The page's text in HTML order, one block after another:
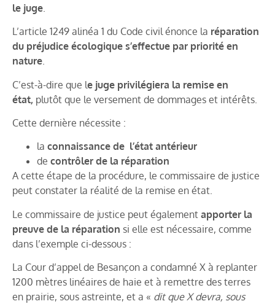
le juge
L’article 1249 alinéa 1 du Code civil énonce la réparation
du préjudice écologique s’effectue par priorité en
nature.
C’est-à-dire que le juge privilégiera la remise en
état, plutôt que le versement de dommages et intérêts.
Cette dernière nécessite :
la connaissance de l’état antérieur
de contrôler de la réparation
A cette étape de la procédure, le commissaire de justice
peut constater la réalité de la remise en état.
Le commissaire de justice peut également apporter la
preuve de la réparation si elle est nécessaire, comme
dans l’exemple ci-dessous :
La Cour d’appel de Besançon a condamné X à replanter
1200 mètres linéaires de haie et à remettre des terres
en prairie, sous astreinte, et a « dit que X devra, sous